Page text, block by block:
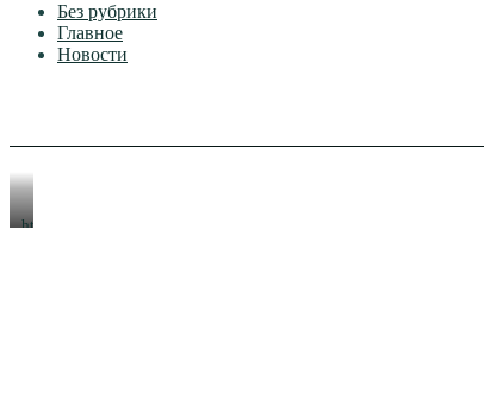
Без рубрики
Главное
Новости
https://xn-